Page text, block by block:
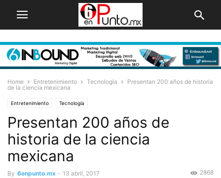
Home Entretenimiento Tecnología
Presentan 200 años de historia
de la ciencia mexicana
Entretenimiento Tecnología
Presentan 200 años de
historia de la ciencia
mexicana
By 6enpunto.mx - 13 abril, 2017 2868